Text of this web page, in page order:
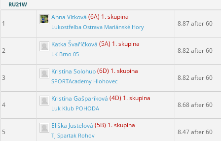
RU21W
1
Anna Vítková (6A) 1. skupina
Lukostřelba Ostrava Mariánské Hory 8.87 after 60
2
Katka Švaříčková (5A) 1. skupina
LK Brno 05 8.82 after 60
3
Kristína Solohub(6D) 1. skupina
SPORTAcademy Hlohovec 8.82 after 60
4
Kristína Gašparíková (4D) 1. skupina
Luk Klub POHODA 8.68 after 60
5
Eliška Jüstelová (5B) 1. skupina
TJ Spartak Rohov 8.47 after 60